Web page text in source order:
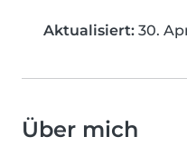
Aktualisiert: 30.
Über mich